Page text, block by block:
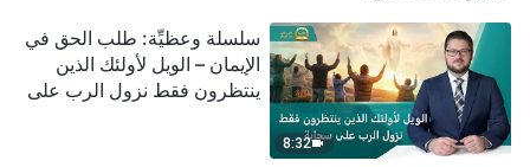
8:32
سلسلة وعظيِّة: طلب الحق في
الإيمان – الويل لأولئك الذين
ينتظرون فقط نزول الرب على